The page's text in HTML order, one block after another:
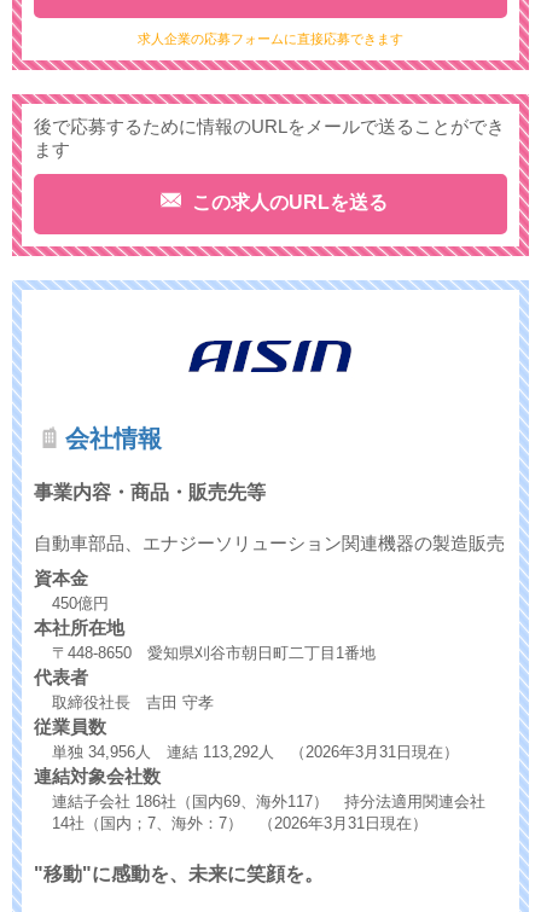
求人企業の応募フォームに直接応募できます
後で応募するために情報のURLをメールで送ることができ
ます
この求人のURLを送る
会社情報
事業内容・商品・販売先等
自動車部品、エナジーソリューション関連機器の製造販売
資本金
450億円
本社所在地
〒448-8650 愛知県刈谷市朝日町二丁目1番地
代表者
取締役社長 吉田 守孝
従業員数
単独 34,956人 連結 113,292人 （2026年3月31日現在）
連結対象会社数
連結子会社 186社（国内69、海外117） 持分法適用関連会社
14社（国内；7、海外：7） （2026年3月31日現在）
"移動"に感動を、未来に笑顔を。